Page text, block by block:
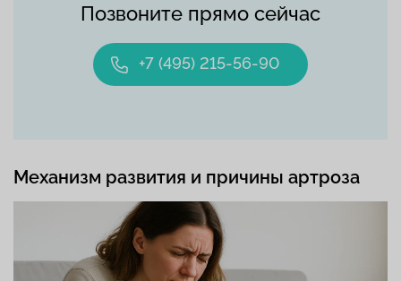
Позвоните прямо сейчас
+7 (495) 215-56-90
Механизм развития и причины артроза